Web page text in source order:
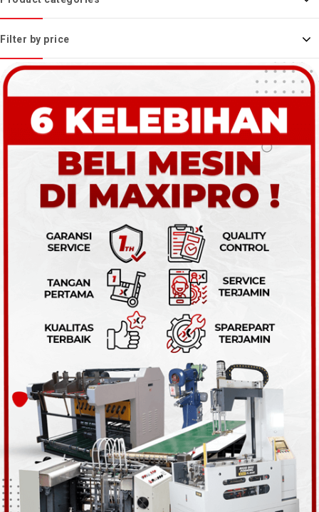
Filter by price